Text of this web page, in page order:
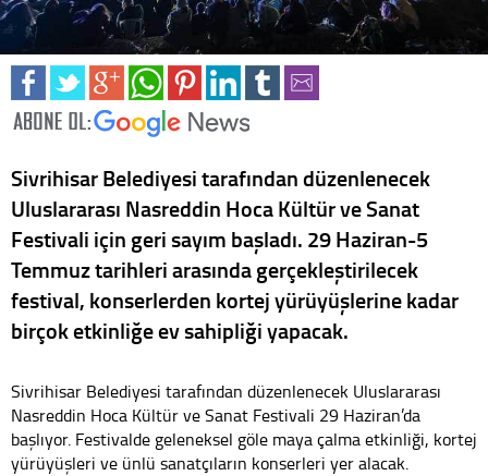
Sivrihisar Belediyesi tarafından düzenlenecek
Uluslararası Nasreddin Hoca Kültür ve Sanat
Festivali için geri sayım başladı. 29 Haziran-5
Temmuz tarihleri arasında gerçekleştirilecek
festival, konserlerden kortej yürüyüşlerine kadar
birçok etkinliğe ev sahipliği yapacak.
Sivrihisar Belediyesi tarafından düzenlenecek Uluslararası
Nasreddin Hoca Kültür ve Sanat Festivali 29 Haziran’da
başlıyor. Festivalde geleneksel göle maya çalma etkinliği, kortej
yürüyüşleri ve ünlü sanatçıların konserleri yer alacak.